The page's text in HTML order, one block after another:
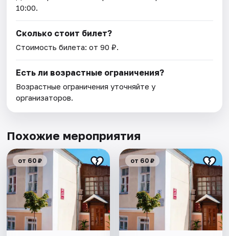
10:00.
Сколько стоит билет?
Стоимость билета: от 90 ₽.
Есть ли возрастные ограничения?
Возрастные ограничения уточняйте у
организаторов.
Похожие мероприятия
от 60 ₽ от 60 ₽